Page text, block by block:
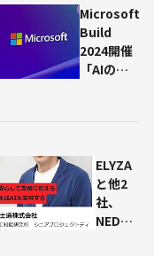
プでウォ
ール・ス
トリー
ト・ジャ
Microsoft
Build
2024開催
「AIの未
ELYZA
と他2
社、
NEDO